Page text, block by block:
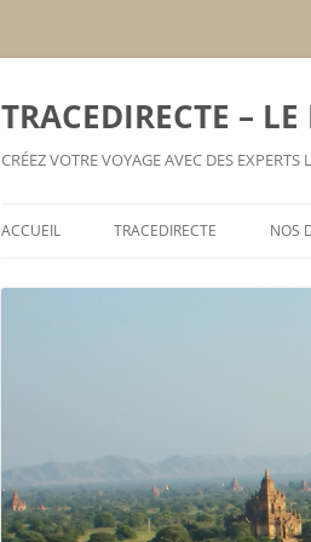
TRACEDIRECTE –
CRÉEZ VOTRE VOYAGE AVEC DES EXPERTS
ACCUEIL TRACEDIRECTE NOS